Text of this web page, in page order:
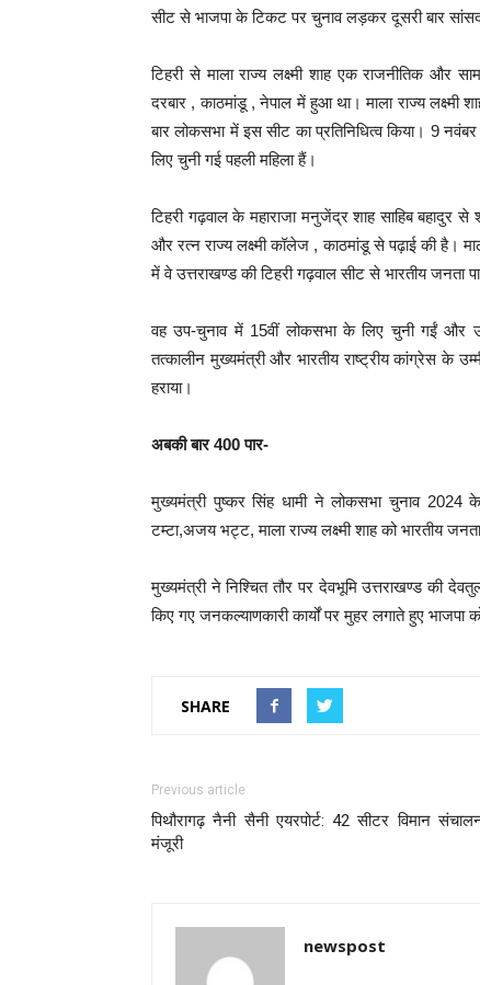
सीट से भाजपा के टिकट पर चुनाव लड़कर दूसरी बार सांसद
टिहरी से माला राज्य लक्ष्मी शाह एक राजनीतिक और
दरबार , काठमांडू , नेपाल में हुआ था। माला राज्य लक्ष्मी
बार लोकसभा में इस सीट का प्रतिनिधित्व किया। 9
लिए चुनी गई पहली महिला हैं।
टिहरी गढ़वाल के महाराजा मनुजेंद्र शाह साहिब
और रत्न राज्य लक्ष्मी कॉलेज , काठमांडू से पढ़ाई की है।
में वे उत्तराखण्ड की टिहरी गढ़वाल सीट से भारतीय जनता
वह उप-चुनाव में 15वीं लोकसभा के लिए चुनी गईं और
तत्कालीन मुख्यमंत्री और भारतीय राष्ट्रीय कांग्रेस के
हराया।
अबकी बार 400 पार-
मुख्यमंत्री पुष्कर सिंह धामी ने लोकसभा चुनाव 2024
टम्टा,अजय भट्ट, माला राज्य लक्ष्मी शाह को भारतीय
मुख्यमंत्री ने निश्चित तौर पर देवभूमि उत्तराखण्ड की
किए गए जनकल्याणकारी कार्यों पर मुहर लगाते हुए भाजपा
SHARE
Previous article
पिथौरागढ़ नैनी सैनी एयरपोर्ट: 42 सीटर विमान
मंजूरी
newspost